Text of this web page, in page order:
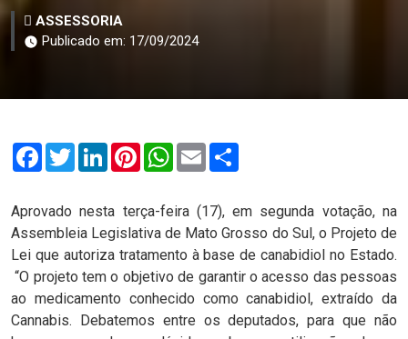
ASSESSORIA
Publicado em: 17/09/2024
FacebookTwitterLinkedInPinterestWhatsApp
Email
Aprovado nesta terça-feira (17), em segunda votação, na
Assembleia Legislativa de Mato Grosso do Sul, o Projeto de
Lei que autoriza tratamento à base de canabidiol no Estado.
“O projeto tem o objetivo de garantir o acesso das pessoas
ao medicamento conhecido como canabidiol, extraído da
Cannabis. Debatemos entre os deputados, para que não